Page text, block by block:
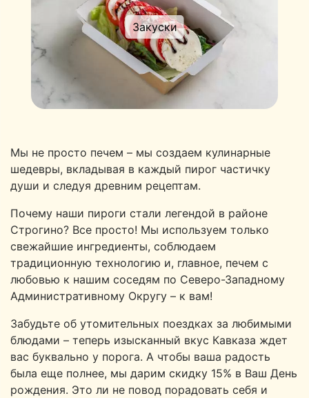
Закуски
Мы не просто печем – мы создаем кулинарные
шедевры, вкладывая в каждый пирог частичку
души и следуя древним рецептам.
Почему наши пироги стали легендой в районе
Строгино? Все просто! Мы используем только
свежайшие ингредиенты, соблюдаем
традиционную технологию и, главное, печем с
любовью к нашим соседям по Северо-Западному
Административному Округу – к вам!
Забудьте об утомительных поездках за любимыми
блюдами – теперь изысканный вкус Кавказа ждет
вас буквально у порога. А чтобы ваша радость
была еще полнее, мы дарим скидку 15% в Ваш День
рождения. Это ли не повод порадовать себя и